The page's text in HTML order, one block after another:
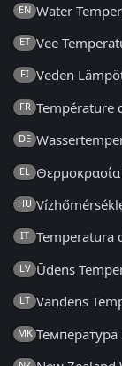
EN Water
ET Vee
FI Veden
FR Température
DE
EL
HU
IT Temperatura
LV Ūdens
LT Vandens
MK